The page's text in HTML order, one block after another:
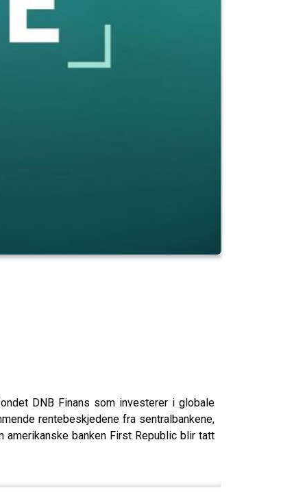
DNB Finans som investerer i globale
rentebeskjedene fra sentralbankene,
banken First Republic blir tatt